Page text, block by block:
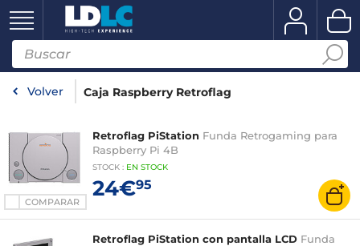
Volver Caja Raspberry Retroflag
COMPARAR
Retroflag PiStation Funda Retrogaming para
Raspberry Pi 4B
STOCK : EN STOCK
24€95
Retroflag PiStation con pantalla LCD Funda